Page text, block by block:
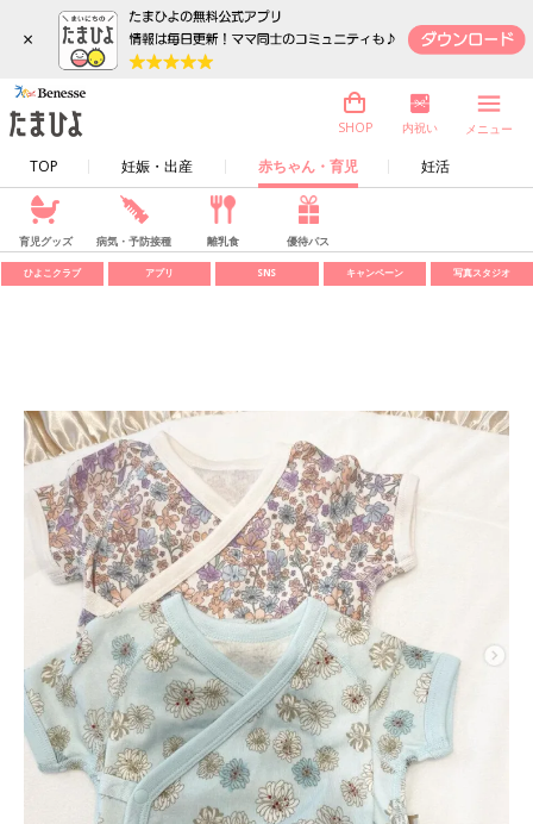
×
TOP 妊娠・出産 赤ちゃん・育児 妊活
SHOP 内祝い メニュー
育児グッズ 病気・予防接種 離乳食 優待パス
ひよこクラブ アプリ SNS キャンペーン 写真スタジオ